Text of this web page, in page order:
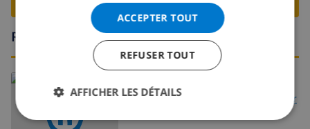
Région
Espagne>Costa Brava Lloret de Mar
ACCEPTER TOUT
REFUSER TOUT
AFFICHER LES DÉTAILS